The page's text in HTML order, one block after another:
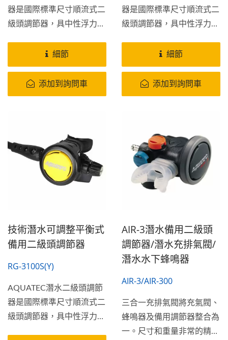
器是國際標準尺寸順流式二
級頭調節器，具中性浮力設
殼材質，鋁合金保護外環...
細節
添加到詢問車
器是國際標準尺寸順流式二
級頭調節器，具中性浮力設
殼材質，鋁合金保護外環...
細節
添加到詢問車
技術潛水可調整平衡式
備用二級頭調節器
RG-3100S(Y)
AQUATEC潛水二級頭調節
器是國際標準尺寸順流式二
級頭調節器，具中性浮力設
AIR-3潛水備用二級頭
調節器/潛水充排氣閥/
潛水水下蜂鳴器
AIR-3/AIR-300
三合一充排氣閥將充氣閥、
蜂鳴器及備用調節器整合為
一。尺寸和重量非常的精巧